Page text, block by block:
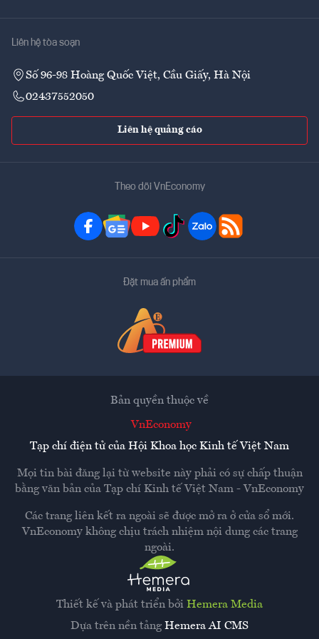
Liên hệ tòa soạn
Số 96-98 Hoàng Quốc Việt, Cầu Giấy, Hà Nội
02437552050
Liên hệ quảng cáo
Theo dõi VnEconomy
Đặt mua ấn phẩm
Thiết kế và phát triển bởi Hemera Media
Dựa trên nền tảng Hemera AI CMS
Bản quyền thuộc về
VnEconomy
Tạp chí điện tử của Hội Khoa học Kinh tế Việt Nam
Mọi tin bài đăng lại từ website này phải có sự chấp thuận
bằng văn bản của Tạp chí Kinh tế Việt Nam - VnEconomy
Các trang liên kết ra ngoài sẽ được mở ra ở cửa sổ mới.
VnEconomy không chịu trách nhiệm nội dung các trang
ngoài.